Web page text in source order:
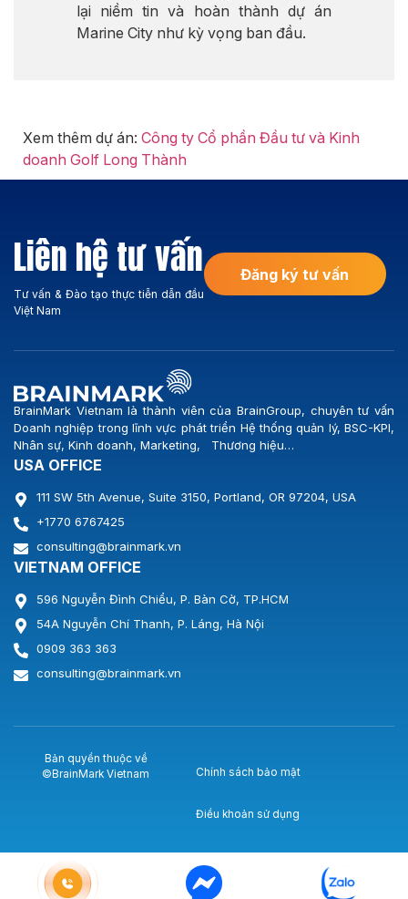
lại niềm tin và hoàn thành dự án
Marine City như kỳ vọng ban đầu.
Xem thêm dự án: Công ty Cổ phần Đầu tư và Kinh
doanh Golf Long Thành
Liên hệ tư vấn
Tư vấn & Đào tạo thực tiễn dẫn đầu
Việt Nam
Đăng ký tư vấn
BrainMark Vietnam là thành viên của BrainGroup, chuyên tư vấn
Doanh nghiệp trong lĩnh vực phát triển Hệ thống quản lý, BSC-KPI,
Nhân sự, Kinh doanh, Marketing, Thương hiệu…
USA OFFICE
111 SW 5th Avenue, Suite 3150, Portland, OR 97204, USA
+1770 6767425
consulting@brainmark.vn
VIETNAM OFFICE
596 Nguyễn Đình Chiểu, P. Bàn Cờ, TP.HCM
54A Nguyễn Chí Thanh, P. Láng, Hà Nội
0909 363 363
consulting@brainmark.vn
Bản quyền thuộc về
©BrainMark Vietnam
Chính sách bảo mật
Điều khoản sử dụng